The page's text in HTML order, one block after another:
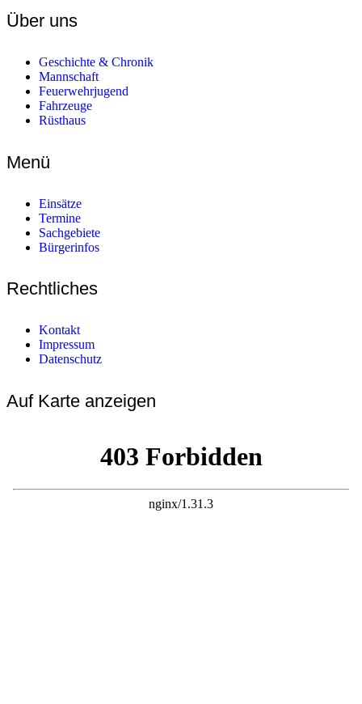
Über uns
Geschichte & Chronik
Mannschaft
Feuerwehrjugend
Fahrzeuge
Rüsthaus
Menü
Einsätze
Termine
Sachgebiete
Bürgerinfos
Rechtliches
Kontakt
Impressum
Datenschutz
Auf Karte anzeigen